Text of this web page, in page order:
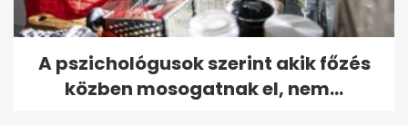
A pszichológusok szerint akik főzés
közben mosogatnak el, nem...